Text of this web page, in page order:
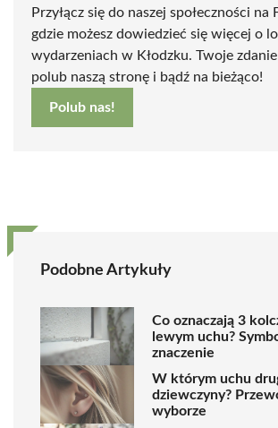
Przyłącz się do naszej społeczności na
gdzie możesz dowiedzieć się więcej o
wydarzeniach w Kłodzku. Twoje
polub naszą stronę i bądź na bieżąco!
Polub nas!
Podobne Artykuły
Co oznaczają 3
lewym uchu?
znaczenie
W którym uchu
dziewczyny?
wyborze